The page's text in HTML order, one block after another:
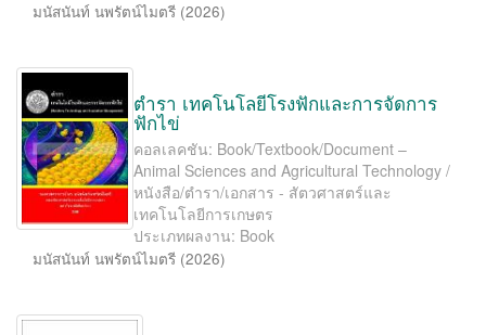
มนัสนันท์ นพรัตน์ไมตรี (2026)
ตำรา เทคโนโลยีโรงฟักและการจัดการ
ฟักไข่
คอลเลคชัน: Book/Textbook/Document –
Animal Sciences and Agricultural Technology /
หนังสือ/ตำรา/เอกสาร - สัตวศาสตร์และ
เทคโนโลยีการเกษตร
ประเภทผลงาน: Book
มนัสนันท์ นพรัตน์ไมตรี (2026)